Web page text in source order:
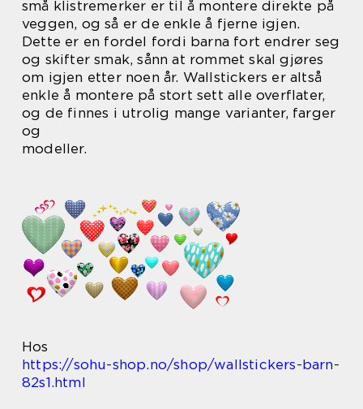
små klistremerker er til å montere direkte på
veggen, og så er de enkle å fjerne igjen.
Dette er en fordel fordi barna fort endrer seg
og skifter smak, sånn at rommet skal gjøres
om igjen etter noen år. Wallstickers er altså
enkle å montere på stort sett alle overflater,
og de finnes i utrolig mange varianter, farger
og
modeller.
Hos
https://sohu-shop.no/shop/wallstickers-barn-
82s1.html